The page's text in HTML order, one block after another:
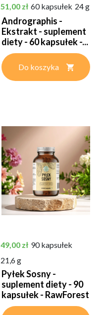
Cena
51,00 zł 60 kapsułek 24 g
Andrographis -
Ekstrakt - suplement
diety - 60 kapsułek -...
Do koszyka
Cena
49,00 zł 90 kapsułek
21,6 g
Pyłek Sosny -
suplement diety - 90
kapsułek - RawForest